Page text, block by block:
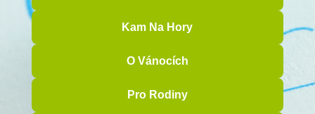
Kam Na Hory
O Vánocích
Pro Rodiny